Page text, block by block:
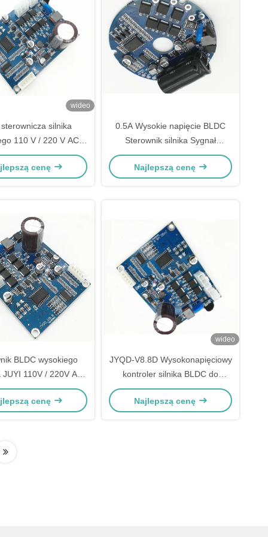
wideo
sterownicza silnika
110 V / 220 V AC,
sterująca silnika
wysokiego
cenę
0.5A Wysokie napięcie BLDC
Sterownik silnika Sygnał
prędkości impulsu wyjścia -20 -
85 ℃
Najlepszą cenę
BLDC wysokiego
110V / 220V AC
* 60 * 28mm
cenę
wideo
JYQD-V8.8D Wysokonapięciowy
kontroler silnika BLDC do
bezszczotkowego wentylatora
osiowego
Najlepszą cenę